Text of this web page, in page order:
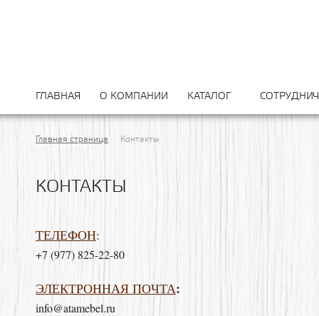
ГЛАВНАЯ О КОМПАНИИ КАТАЛОГ
Главная страница Контакты
КОНТАКТЫ
ТЕЛЕФОН:
+7 (977) 825-22-80
ЭЛЕКТРОННАЯ ПОЧТА:
info@atamebel.ru